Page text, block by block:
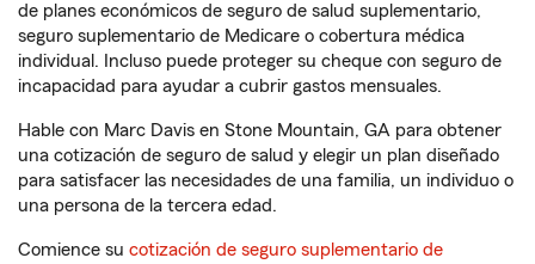
de planes económicos de seguro de salud suplementario,
seguro suplementario de Medicare o cobertura médica
individual. Incluso puede proteger su cheque con seguro de
incapacidad para ayudar a cubrir gastos mensuales.
Hable con Marc Davis en Stone Mountain, GA para obtener
una cotización de seguro de salud y elegir un plan diseñado
para satisfacer las necesidades de una familia, un individuo o
una persona de la tercera edad.
Comience su cotización de seguro suplementario de